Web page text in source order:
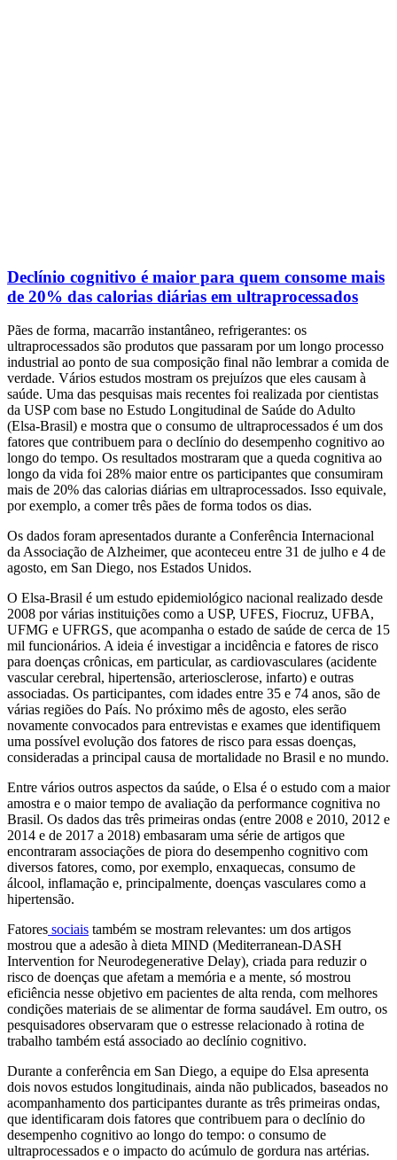
Declínio cognitivo é maior para quem consome mais
de 20% das calorias diárias em ultraprocessados
Pães de forma, macarrão instantâneo, refrigerantes: os
ultraprocessados são produtos que passaram por um longo processo
industrial ao ponto de sua composição final não lembrar a comida de
verdade. Vários estudos mostram os prejuízos que eles causam à
saúde. Uma das pesquisas mais recentes foi realizada por cientistas
da USP com base no Estudo Longitudinal de Saúde do Adulto
(Elsa-Brasil) e mostra que o consumo de ultraprocessados é um dos
fatores que contribuem para o declínio do desempenho cognitivo ao
longo do tempo. Os resultados mostraram que a queda cognitiva ao
longo da vida foi 28% maior entre os participantes que consumiram
mais de 20% das calorias diárias em ultraprocessados. Isso equivale,
por exemplo, a comer três pães de forma todos os dias.
Os dados foram apresentados durante a Conferência Internacional
da Associação de Alzheimer, que aconteceu entre 31 de julho e 4 de
agosto, em San Diego, nos Estados Unidos.
O Elsa-Brasil é um estudo epidemiológico nacional realizado desde
2008 por várias instituições como a USP, UFES, Fiocruz, UFBA,
UFMG e UFRGS, que acompanha o estado de saúde de cerca de 15
mil funcionários. A ideia é investigar a incidência e fatores de risco
para doenças crônicas, em particular, as cardiovasculares (acidente
vascular cerebral, hipertensão, arteriosclerose, infarto) e outras
associadas. Os participantes, com idades entre 35 e 74 anos, são de
várias regiões do País. No próximo mês de agosto, eles serão
novamente convocados para entrevistas e exames que identifiquem
uma possível evolução dos fatores de risco para essas doenças,
consideradas a principal causa de mortalidade no Brasil e no mundo.
Entre vários outros aspectos da saúde, o Elsa é o estudo com a maior
amostra e o maior tempo de avaliação da performance cognitiva no
Brasil. Os dados das três primeiras ondas (entre 2008 e 2010, 2012 e
2014 e de 2017 a 2018) embasaram uma série de artigos que
encontraram associações de piora do desempenho cognitivo com
diversos fatores, como, por exemplo, enxaquecas, consumo de
álcool, inflamação e, principalmente, doenças vasculares como a
hipertensão.
Fatores sociais também se mostram relevantes: um dos artigos
mostrou que a adesão à dieta MIND (Mediterranean-DASH
Intervention for Neurodegenerative Delay), criada para reduzir o
risco de doenças que afetam a memória e a mente, só mostrou
eficiência nesse objetivo em pacientes de alta renda, com melhores
condições materiais de se alimentar de forma saudável. Em outro, os
pesquisadores observaram que o estresse relacionado à rotina de
trabalho também está associado ao declínio cognitivo.
Durante a conferência em San Diego, a equipe do Elsa apresenta
dois novos estudos longitudinais, ainda não publicados, baseados no
acompanhamento dos participantes durante as três primeiras ondas,
que identificaram dois fatores que contribuem para o declínio do
desempenho cognitivo ao longo do tempo: o consumo de
ultraprocessados e o impacto do acúmulo de gordura nas artérias.